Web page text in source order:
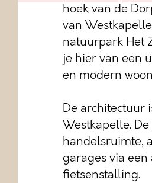
hoek van de
van
natuurpark Het
je hier van een
en modern
De architectuur
Westkapelle.
handelsruimte,
garages via
fietsenstalling.